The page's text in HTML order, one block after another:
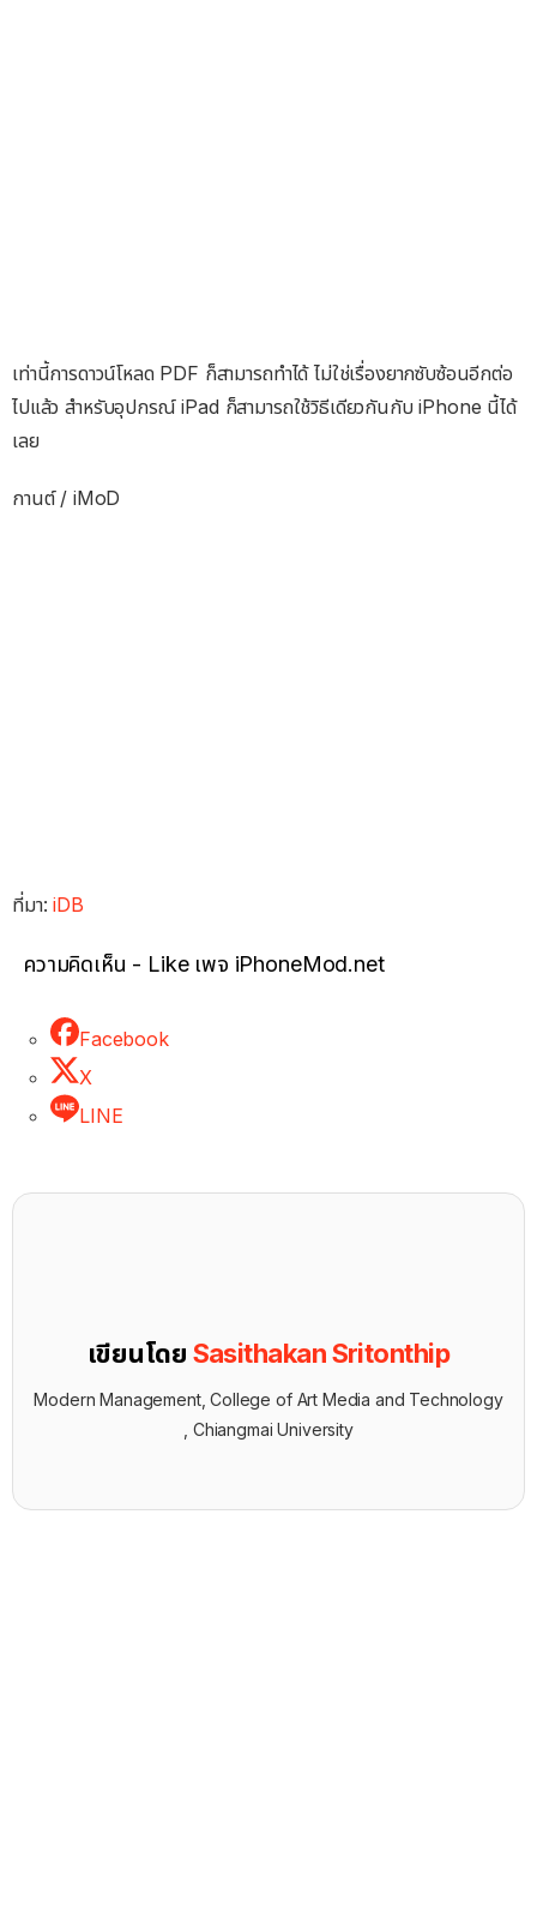
เท่านี้การดาวน์โหลด PDF ก็สามารถทำได้ ไม่ใช่เรื่องยากซับซ้อนอีกต่อ
ไปแล้ว สำหรับอุปกรณ์ iPad ก็สามารถใช้วิธีเดียวกันกับ iPhone นี้ได้
เลย
กานต์ / iMoD
ที่มา:iDB
ความคิดเห็น - Like เพจ iPhoneMod.net
Facebook
X
LINE
เขียนโดย Sasithakan Sritonthip
Modern Management, College of Art Media and Technology
, Chiangmai University